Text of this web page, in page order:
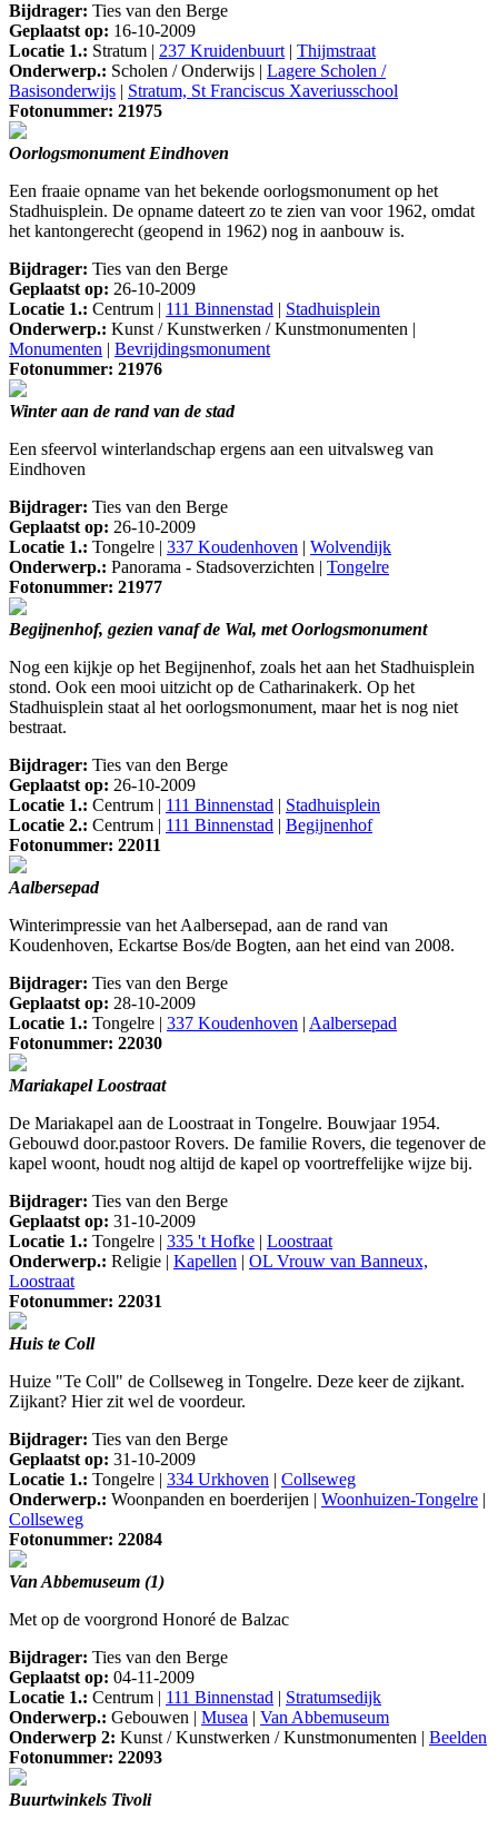
Bijdrager: Ties van den Berge
Geplaatst op: 16-10-2009
Locatie 1.: Stratum | 237 Kruidenbuurt | Thijmstraat
Onderwerp.: Scholen / Onderwijs | Lagere Scholen /
Basisonderwijs | Stratum, St Franciscus Xaveriusschool
Fotonummer: 21975
Oorlogsmonument Eindhoven
Een fraaie opname van het bekende oorlogsmonument op het
Stadhuisplein. De opname dateert zo te zien van voor 1962, omdat
het kantongerecht (geopend in 1962) nog in aanbouw is.
Bijdrager: Ties van den Berge
Geplaatst op: 26-10-2009
Locatie 1.: Centrum | 111 Binnenstad | Stadhuisplein
Onderwerp.: Kunst / Kunstwerken / Kunstmonumenten |
Monumenten | Bevrijdingsmonument
Fotonummer: 21976
Winter aan de rand van de stad
Een sfeervol winterlandschap ergens aan een uitvalsweg van
Eindhoven
Bijdrager: Ties van den Berge
Geplaatst op: 26-10-2009
Locatie 1.: Tongelre | 337 Koudenhoven | Wolvendijk
Onderwerp.: Panorama - Stadsoverzichten | Tongelre
Fotonummer: 21977
Begijnenhof, gezien vanaf de Wal, met Oorlogsmonument
Nog een kijkje op het Begijnenhof, zoals het aan het Stadhuisplein
stond. Ook een mooi uitzicht op de Catharinakerk. Op het
Stadhuisplein staat al het oorlogsmonument, maar het is nog niet
bestraat.
Bijdrager: Ties van den Berge
Geplaatst op: 26-10-2009
Locatie 1.: Centrum | 111 Binnenstad | Stadhuisplein
Locatie 2.: Centrum | 111 Binnenstad | Begijnenhof
Fotonummer: 22011
Aalbersepad
Winterimpressie van het Aalbersepad, aan de rand van
Koudenhoven, Eckartse Bos/de Bogten, aan het eind van 2008.
Bijdrager: Ties van den Berge
Geplaatst op: 28-10-2009
Locatie 1.: Tongelre | 337 Koudenhoven | Aalbersepad
Fotonummer: 22030
Mariakapel Loostraat
De Mariakapel aan de Loostraat in Tongelre. Bouwjaar 1954.
Gebouwd door.pastoor Rovers. De familie Rovers, die tegenover de
kapel woont, houdt nog altijd de kapel op voortreffelijke wijze bij.
Bijdrager: Ties van den Berge
Geplaatst op: 31-10-2009
Locatie 1.: Tongelre | 335 't Hofke | Loostraat
Onderwerp.: Religie | Kapellen | OL Vrouw van Banneux,
Loostraat
Fotonummer: 22031
Huis te Coll
Huize "Te Coll" de Collseweg in Tongelre. Deze keer de zijkant.
Zijkant? Hier zit wel de voordeur.
Bijdrager: Ties van den Berge
Geplaatst op: 31-10-2009
Locatie 1.: Tongelre | 334 Urkhoven | Collseweg
Onderwerp.: Woonpanden en boerderijen | Woonhuizen-Tongelre |
Collseweg
Fotonummer: 22084
Van Abbemuseum (1)
Met op de voorgrond Honoré de Balzac
Bijdrager: Ties van den Berge
Geplaatst op: 04-11-2009
Locatie 1.: Centrum | 111 Binnenstad | Stratumsedijk
Onderwerp.: Gebouwen | Musea | Van Abbemuseum
Onderwerp 2: Kunst / Kunstwerken / Kunstmonumenten | Beelden
Fotonummer: 22093
Buurtwinkels Tivoli